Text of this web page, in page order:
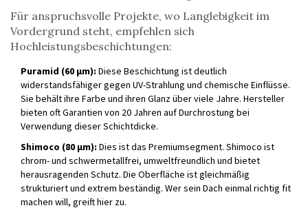
Für anspruchsvolle Projekte, wo Langlebigkeit im
Vordergrund steht, empfehlen sich
Hochleistungsbeschichtungen:
Puramid (60 µm): Diese Beschichtung ist deutlich
widerstandsfähiger gegen UV-Strahlung und chemische Einflüsse.
Sie behält ihre Farbe und ihren Glanz über viele Jahre. Hersteller
bieten oft Garantien von 20 Jahren auf Durchrostung bei
Verwendung dieser Schichtdicke.
Shimoco (80 µm): Dies ist das Premiumsegment. Shimoco ist
chrom- und schwermetallfrei, umweltfreundlich und bietet
herausragenden Schutz. Die Oberfläche ist gleichmäßig
strukturiert und extrem beständig. Wer sein Dach einmal richtig fit
machen will, greift hier zu.